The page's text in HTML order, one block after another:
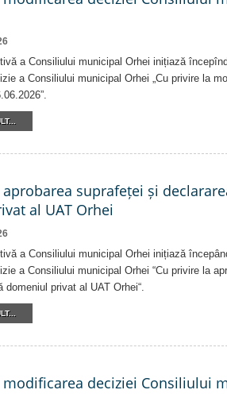
a Consiliului municipal Orhei inițiază
a Consiliului municipal Orhei „Cu privire la
aprobarea suprafeței și
al UAT Orhei
a Consiliului municipal Orhei inițiază
a Consiliului municipal Orhei “Cu privire la
domeniul privat al UAT Orhei“.
deciziei Consiliului